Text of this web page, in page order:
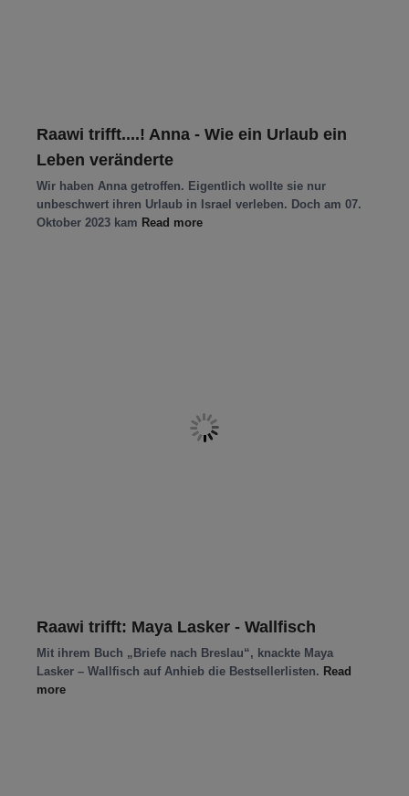
Raawi trifft....! Anna - Wie ein Urlaub ein
Leben veränderte
Wir haben Anna getroffen. Eigentlich wollte sie nur
unbeschwert ihren Urlaub in Israel verleben. Doch am 07.
Oktober 2023 kam Read more
Raawi trifft: Maya Lasker - Wallfisch
Mit ihrem Buch „Briefe nach Breslau“, knackte Maya
Lasker – Wallfisch auf Anhieb die Bestsellerlisten. Read
more